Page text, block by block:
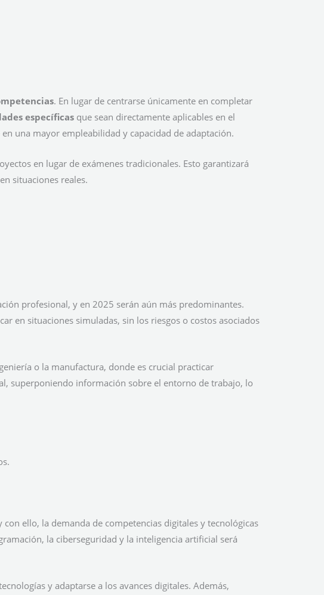
. En lugar de centrarse únicamente en completar
específicas que sean directamente aplicables en el
una mayor empleabilidad y capacidad de adaptación.
en lugar de exámenes tradicionales. Esto garantizará
situaciones reales.
profesional, y en 2025 serán aún más predominantes.
en situaciones simuladas, sin los riesgos o costos asociados
o la manufactura, donde es crucial practicar
superponiendo información sobre el entorno de trabajo, lo
ello, la demanda de competencias digitales y tecnológicas
la ciberseguridad y la inteligencia artificial será
y adaptarse a los avances digitales. Además,